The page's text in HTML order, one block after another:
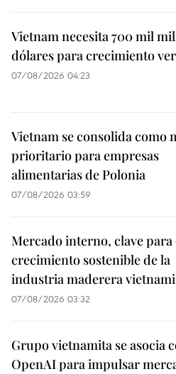
Vietnam necesita 700 mil
dólares para crecimiento
07/08/2026 04:23
Vietnam se consolida como
prioritario para empresas
alimentarias de Polonia
07/08/2026 03:59
Mercado interno, clave para
crecimiento sostenible de la
industria maderera
07/08/2026 03:32
Grupo vietnamita se asocia
OpenAI para impulsar